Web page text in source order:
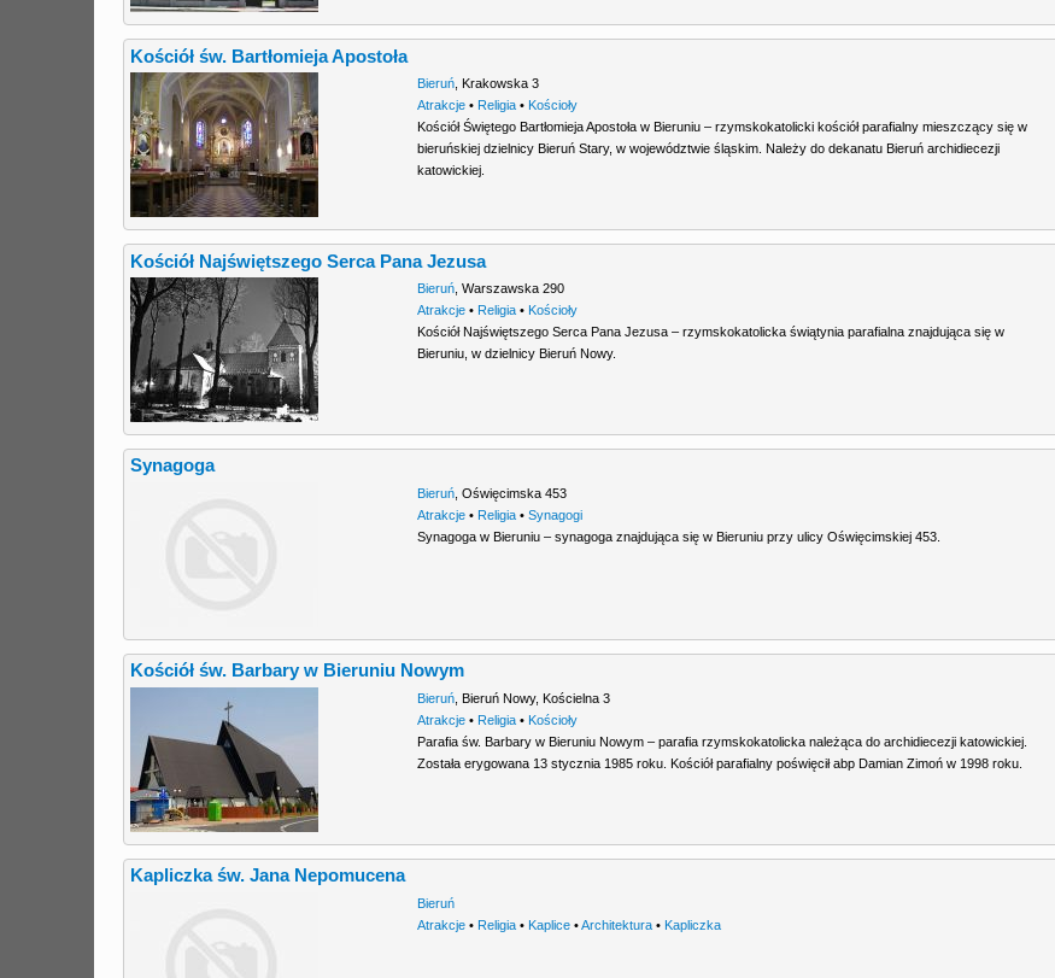
Kościół św. Bartłomieja Apostoła
Bieruń Krakowska 3
Atrakcje • Religia • Kościoły
Kościół Świętego Bartłomieja Apostoła w Bieruniu – rzymskokatolicki kościół parafialny mieszczący się w
bieruńskiej dzielnicy Bieruń Stary, w województwie śląskim. Należy do dekanatu Bieruń archidiecezji
katowickiej.
Kościół Najświętszego Serca Pana Jezusa
Bieruń ,Warszawska 290
Atrakcje • Religia • Kościoły
Kościół Najświętszego Serca Pana Jezusa – rzymskokatolicka świątynia parafialna znajdująca się w
Bieruniu, w dzielnicy Bieruń Nowy.
Synagoga
Bieruń ,Oświęcimska 453
Atrakcje • Religia •Synagogi
Synagoga w Bieruniu – synagoga znajdująca się w Bieruniu przy ulicy Oświęcimskiej 453.
Kościół św. Barbary w Bieruniu Nowym
Bieruń Bieruń Nowy, Kościelna 3
Atrakcje • Religia • Kościoły
Parafia św. Barbary w Bieruniu Nowym – parafia rzymskokatolicka należąca do archidiecezji katowickiej.
Została erygowana 13 stycznia 1985 roku. Kościół parafialny poświęcił abp Damian Zimoń w 1998 roku.
Kapliczka św. Jana Nepomucena
Bieruń
Atrakcje • Religia • Kaplice •Architektura • Kapliczka